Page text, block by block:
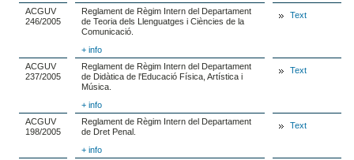
ACGUV
246/2005
Reglament de Règim Intern del Departament
de Teoria dels Llenguatges i Ciències de la
Comunicació.
+ info
Text
ACGUV
237/2005
Reglament de Règim Intern del Departament
de Didàtica de l'Educació Física, Artística i
Música.
+ info
Text
ACGUV
198/2005
Reglament de Règim Intern del Departament
de Dret Penal.
+ info
Text